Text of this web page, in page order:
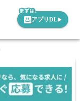
アプリDL